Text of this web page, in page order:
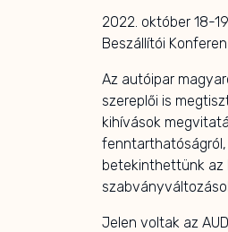
2022. október 18-
Beszállítói
Az autóipar
szereplői is
kihívások
fenntarthatóságról,
betekinthettünk az
Jelen voltak az